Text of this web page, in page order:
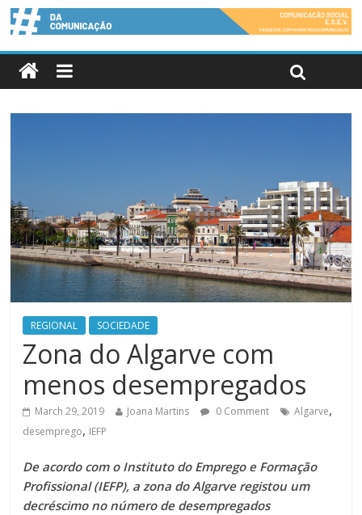
REGIONAL SOCIEDADE
Zona do Algarve com
menos desempregados
March 29, 2019 Joana Martins 0 Comment Algarve,
desemprego, IEFP
De acordo com o Instituto do Emprego e Formação
Profissional (IEFP), a zona do Algarve registou um
decréscimo no número de desempregados